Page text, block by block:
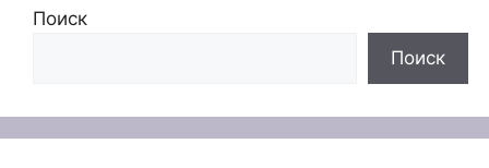
Поиск
Поиск